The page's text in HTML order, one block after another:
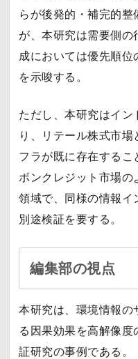
らが後発的・補完的
が、本研究は需要側
成においては優先順
を示唆する。
ただし、本研究はイン
り、リテール株式市
フラが既に存在するこ
ボンクレジット市場
領域で、同様の情報イ
別途検証を要する。
編集部の視点
本研究は、環境情報の
る因果効果を高解像
証研究の事例である。